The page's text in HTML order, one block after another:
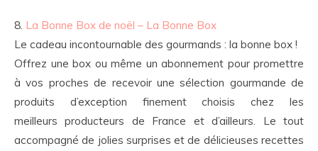
8. La Bonne Box de noël – La Bonne Box
Le cadeau incontournable des gourmands : la bonne box !
Offrez une box ou même un abonnement pour promettre
à vos proches de recevoir une sélection gourmande de
produits d’exception finement choisis chez les
meilleurs producteurs de France et d’ailleurs. Le tout
accompagné de jolies surprises et de délicieuses recettes